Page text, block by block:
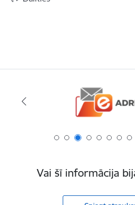
Vai šī informācija